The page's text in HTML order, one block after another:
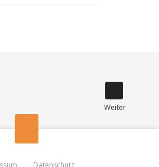
Datenschutz